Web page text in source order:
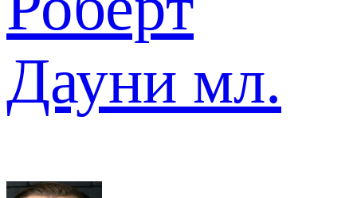
Дауни мл.